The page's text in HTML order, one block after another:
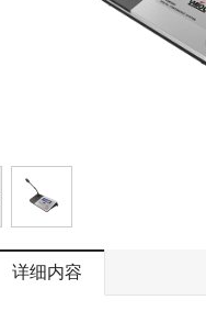
详细内容